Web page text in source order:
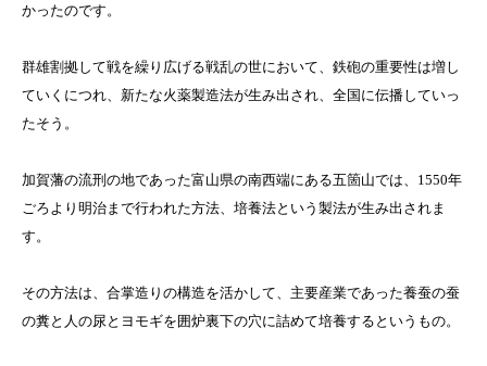
かったのです。
群雄割拠して戦を繰り広げる戦乱の世において、鉄砲の重要性は増し
ていくにつれ、新たな火薬製造法が生み出され、全国に伝播していっ
たそう。
加賀藩の流刑の地であった富山県の南西端にある五箇山では、1550年
ごろより明治まで行われた方法、培養法という製法が生み出されま
す。
その方法は、合掌造りの構造を活かして、主要産業であった養蚕の蚕
の糞と人の尿とヨモギを囲炉裏下の穴に詰めて培養するというもの。